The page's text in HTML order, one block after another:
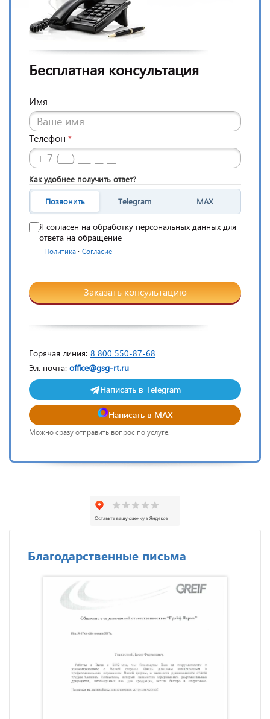
Бесплатная консультация
Имя
Телефон *
Как удобнее получить ответ?
Позвонить Telegram MAX
Я согласен на обработку персональных данных для
ответа на обращение
Политика · Согласие
Заказать консультацию
Горячая линия: 8 800 550-87-68
Эл. почта: office@gsg-rt.ru
Написать в Telegram
Написать в MAX
Можно сразу отправить вопрос по услуге.
Благодарственные письма